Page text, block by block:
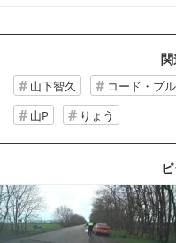
山下智久 コード・ブ
山P
りょう
記事を